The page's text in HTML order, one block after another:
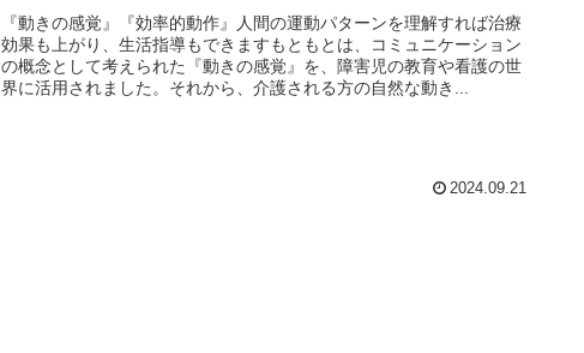
『動きの感覚』『効率的動作』人間の運動パターンを理解すれば治療
効果も上がり、生活指導もできますもともとは、コミュニケーション
の概念として考えられた『動きの感覚』を、障害児の教育や看護の世
界に活用されました。それから、介護される方の自然な動き...
2024.09.21